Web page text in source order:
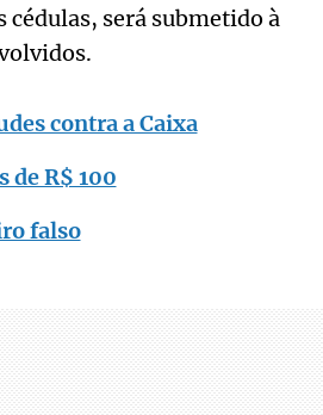
será submetido à
contra a Caixa
de R$ 100
falso